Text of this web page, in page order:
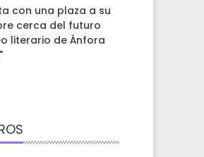
con una plaza a su
cerca del futuro
literario de Ánfora